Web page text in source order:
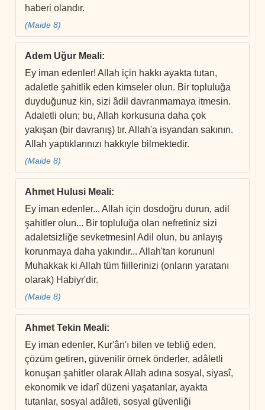
haberi olandır.
(Maide 8)
Adem Uğur Meali:
Ey iman edenler! Allah için hakkı ayakta tutan,
adaletle şahitlik eden kimseler olun. Bir topluluğa
duyduğunuz kin, sizi âdil davranmamaya itmesin.
Adaletli olun; bu, Allah korkusuna daha çok
yakışan (bir davranış) tır. Allah'a isyandan sakının.
Allah yaptıklarınızı hakkıyle bilmektedir.
(Maide 8)
Ahmet Hulusi Meali:
Ey iman edenler... Allah için dosdoğru durun, adil
şahitler olun... Bir topluluğa olan nefretiniz sizi
adaletsizliğe sevketmesin! Adil olun, bu anlayış
korunmaya daha yakındır... Allah'tan korunun!
Muhakkak ki Allah tüm fiillerinizi (onların yaratanı
olarak) Habiyr'dir.
(Maide 8)
Ahmet Tekin Meali:
Ey iman edenler, Kur'ân'ı bilen ve tebliğ eden,
çözüm getiren, güvenilir örnek önderler, adâletli
konuşan şahitler olarak Allah adına sosyal, siyasî,
ekonomik ve idarî düzeni yaşatanlar, ayakta
tutanlar, sosyal adâleti, sosyal güvenliği